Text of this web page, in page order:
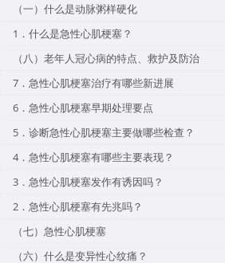
（一）什么是动脉粥样硬化
1．什么是急性心肌梗塞？
（八）老年人冠心病的特点、救护及防治
7．急性心肌梗塞治疗有哪些新进展
6．急性心肌梗塞早期处理要点
5．诊断急性心肌梗塞主要做哪些检查？
4．急性心肌梗塞有哪些主要表现？
3．急性心肌梗塞发作有诱因吗？
2．急性心肌梗塞有先兆吗？
（七）急性心肌梗塞
（六）什么是变异性心纹痛？